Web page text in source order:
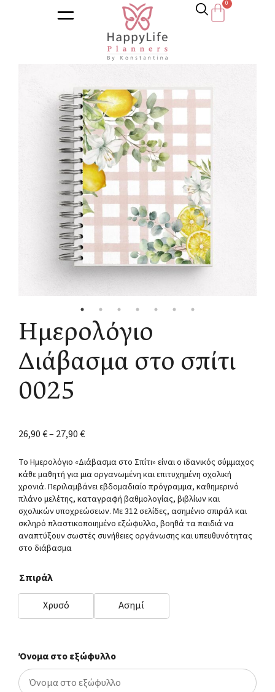
Κατάστημα/Ημερολόγια
Ημερολόγιο
Διάβασμα στο σπίτι
0025
26,90€– 27,90€
Το Ημερολόγιο «Διάβασμα στο Σπίτι» είναι ο ιδανικός σύμμαχος
κάθε μαθητή για μια οργανωμένη και επιτυχημένη σχολική
χρονιά. Περιλαμβάνει εβδομαδιαίο πρόγραμμα, καθημερινό
πλάνο μελέτης, καταγραφή βαθμολογίας, βιβλίων και
σχολικών υποχρεώσεων. Με 312 σελίδες, ασημένιο σπιράλ και
σκληρό πλαστικοποιημένο εξώφυλλο, βοηθά τα παιδιά να
αναπτύξουν σωστές συνήθειες οργάνωσης και υπευθυνότητας
στο διάβασμα
Σπιράλ
Χρυσό Ασημί
Όνομα στο εξώφυλλο